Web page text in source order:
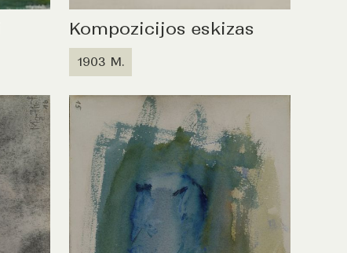
Kompozicijos eskizas
1903 M.